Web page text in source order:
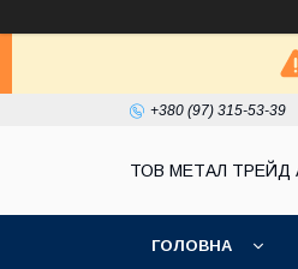
+380 (97) 315-53-39
ТОВ МЕТАЛ ТРЕЙД
ГОЛОВНА